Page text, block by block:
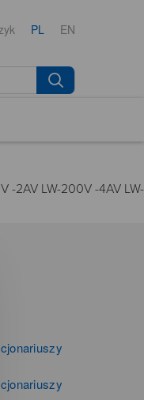
PL EN
-2AV LW-200V -4AV LW-